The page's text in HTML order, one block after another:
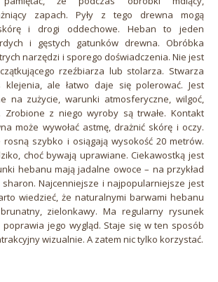
zapach. Pyły z tego drewna mogą
i drogi oddechowe. Heban to jeden
i gęstych gatunków drewna. Obróbka
narzędzi i sporego doświadczenia. Nie jest
rzeźbiarza lub stolarza. Stwarza
klejenia, ale łatwo daje się polerować. Jest
na zużycie, warunki atmosferyczne, wilgoć,
Zrobione z niego wyroby są trwałe. Kontakt
może wywołać astmę, drażnić skórę i oczy.
szybko i osiągają wysokość 20 metrów.
choć bywają uprawiane. Ciekawostką jest
hebanu mają jadalne owoce – na przykład
Najcenniejsze i najpopularniejsze jest
wiedzieć, że naturalnymi barwami hebanu
zielonkawy. Ma regularny rysunek
poprawia jego wygląd. Staje się w ten sposób
wizualnie. A zatem nic tylko korzystać.